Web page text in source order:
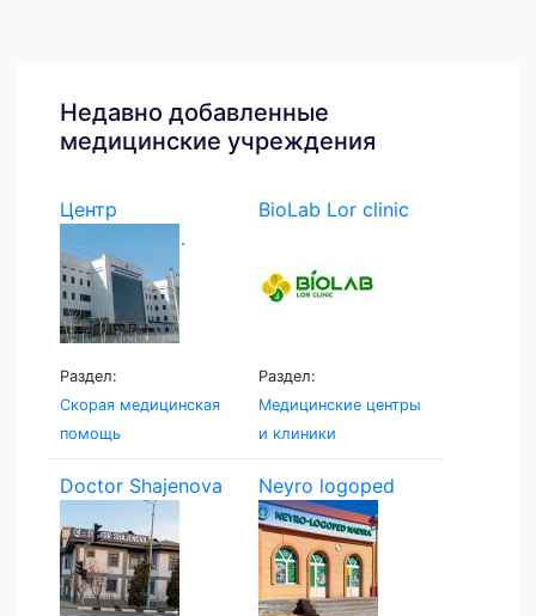
Недавно добавленные
медицинские учреждения
Центр
экстренной...
Раздел:
Скорая медицинская
помощь
BioLab Lor clinic
Раздел:
Медицинские центры
и клиники
Doctor Shajenova Neyro logoped